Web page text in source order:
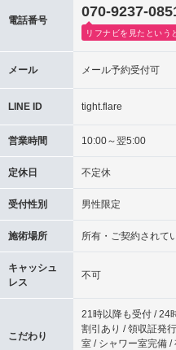
電話番号
070-9237-
リフナビを見たという
メール メール予約受付可
LINE ID tight.flare
営業時間 10:00～翌5:00
定休日 不定休
受付性別 男性限定
施術場所 所有・ご契約されて
キャッシュ
レス
不可
こだわり
21時以降も受付 / 24
割引あり / 領収証発
室 / シャワー室完備 /